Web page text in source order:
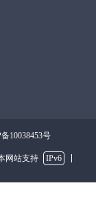
10038453号
网站支持
IPv6